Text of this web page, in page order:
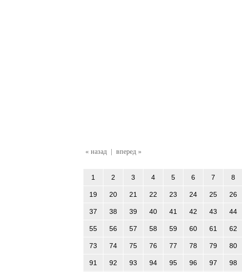
« назад вперед »
1 2 3 4 5 6 7 8
19 20 21 22 23 24 25 26
37 38 39 40 41 42 43 44
55 56 57 58 59 60 61 62
73 74 75 76 77 78 79 80
91 92 93 94 95 96 97 98